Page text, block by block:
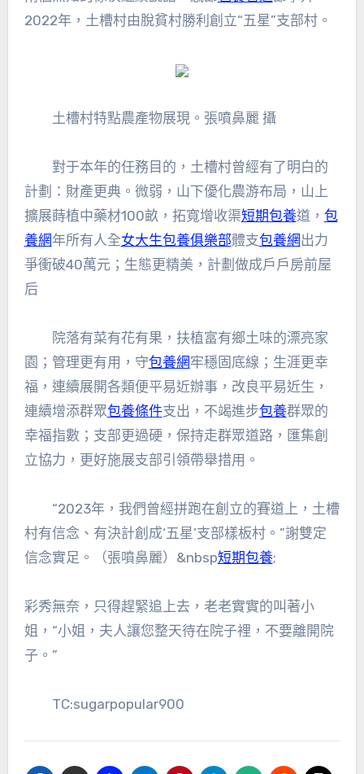
2022年，土槽村由脫貧村勝利創立“五星”支部村。
土槽村特點農產物展現。張噴鼻麗 攝
對于本年的任務目的，土槽村曾經有了明白的
計劃：財產更典。微弱，山下優化農游布局，山上
擴展蒔植中藥材100畝，拓寬增收渠短期包養道， 包
養網年所有人全女大生包養俱樂部體支包養網出力
爭衝破40萬元；生態更精美，計劃做成戶戶房前屋
后
院落有菜有花有果，扶植富有鄉土味的漂亮家
園；管理更有用，守包養網牢穩固底線；生涯更幸
福，連續展開各類便平易近辦事，改良平易近生，
連續增添群眾包養條件支出，不竭進步包養群眾的
幸福指數；支部更過硬，保持走群眾道路，匯集創
立協力，更好施展支部引領帶舉措用。
“2023年，我們曾經拼跑在創立的賽道上，土槽
村有信念、有決計創成‘五星’支部樣板村。”謝雙定
信念實足。（張噴鼻麗）&nbsp短期包養;
彩秀無奈，只得趕緊追上去，老老實實的叫著小
姐，“小姐，夫人讓您整天待在院子裡，不要離開院
子。”
TC:sugarpopular900